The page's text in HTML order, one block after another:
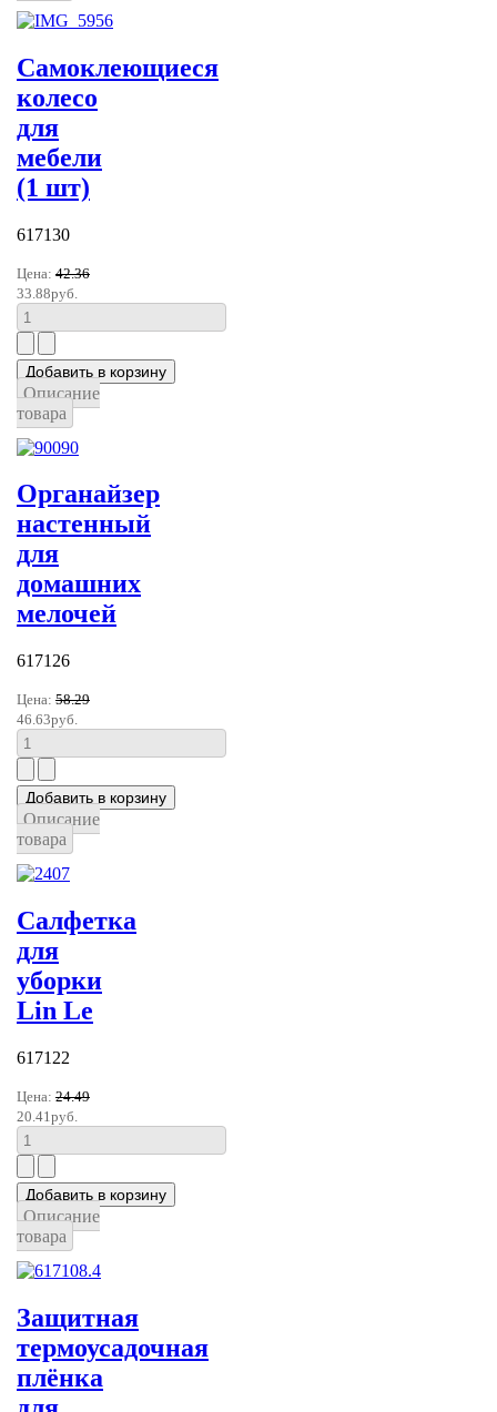
Самоклеющиеся
колесо
для
мебели
(1 шт)
617130
Цена: 42.36
33.88руб.
Описание
товара
Органайзер
настенный
для
домашних
мелочей
617126
Цена: 58.29
46.63руб.
Описание
товара
Салфетка
для
уборки
Lin Le
617122
Цена: 24.49
20.41руб.
Описание
товара
Защитная
термоусадочная
плёнка